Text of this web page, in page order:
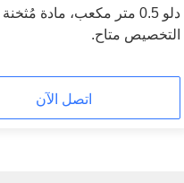
دلو 0.5 متر مكعب، مادة
التخصيص متاح.
اتصل الآن